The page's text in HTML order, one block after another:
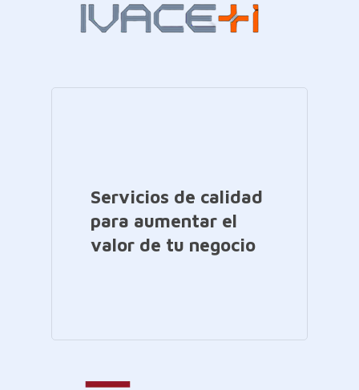
Servicios de calidad
para aumentar el
valor de tu negocio